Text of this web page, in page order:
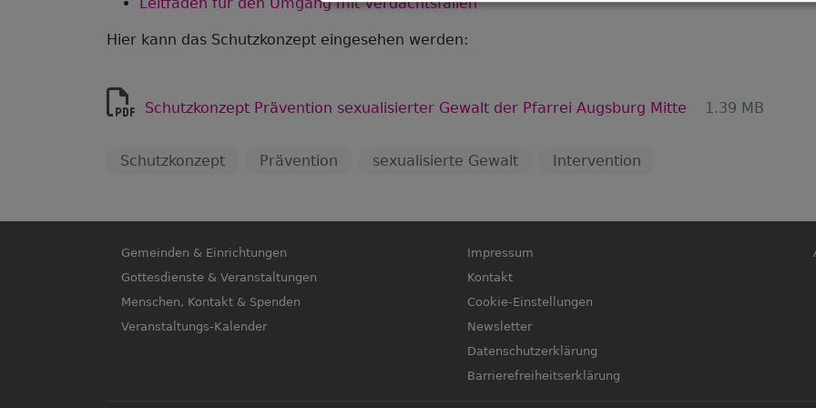
Leitfaden für den Umgang mit Verdachtsfällen
Hier kann das Schutzkonzept eingesehen werden:
Schutzkonzept Prävention sexualisierter Gewalt der Pfarrei Augsburg Mitte 1.39 MB
Schutzkonzept Prävention sexualisierte Gewalt Intervention
Hauptnavigation
Gemeinden & Einrichtungen
Gottesdienste & Veranstaltungen
Menschen, Kontakt & Spenden
Veranstaltungs-Kalender
Fußbereichsmenü
Impressum
Kontakt
Cookie-Einstellungen
Newsletter
Datenschutzerklärung
Barrierefreiheitserklärung